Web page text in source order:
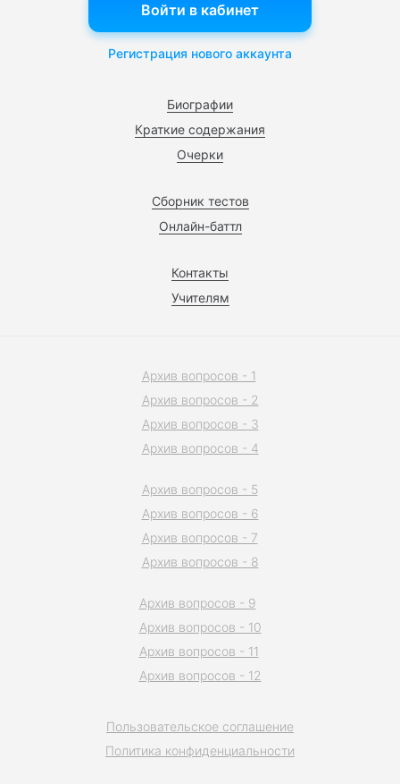
Биографии
Краткие содержания
Очерки
Сборник тестов
Онлайн-баттл
Контакты
Учителям
Войти в кабинет
Регистрация нового аккаунта
Пользовательское соглашение
Политика конфиденциальности
Архив вопросов - 1
Архив вопросов - 2
Архив вопросов - 3
Архив вопросов - 4
Архив вопросов - 5
Архив вопросов - 6
Архив вопросов - 7
Архив вопросов - 8
Архив вопросов - 9
Архив вопросов - 10
Архив вопросов - 11
Архив вопросов - 12